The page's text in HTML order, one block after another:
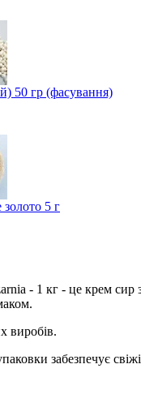
50 гр (фасування)
золото 5 г
- 1 кг - це крем сир
виробів.
забезпечує